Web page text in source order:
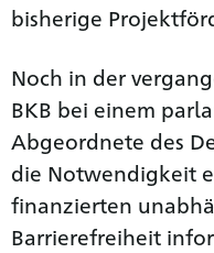
bisherige
Noch in der
BKB bei einem
Abgeordnete des
die Notwendigkeit
finanzierten
Barrierefreiheit